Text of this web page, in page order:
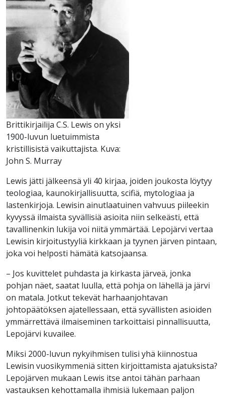
Brittikirjailija C.S. Lewis on yksi
1900-luvun luetuimmista
kristillisistä vaikuttajista. Kuva:
John S. Murray
Lewis jätti jälkeensä yli 40 kirjaa, joiden joukosta löytyy
teologiaa, kaunokirjallisuutta, scifiä, mytologiaa ja
lastenkirjoja. Lewisin ainutlaatuinen vahvuus piileekin
kyvyssä ilmaista syvällisiä asioita niin selkeästi, että
tavallinenkin lukija voi niitä ymmärtää. Lepojärvi vertaa
Lewisin kirjoitustyyliä kirkkaan ja tyynen järven pintaan,
joka voi helposti hämätä katsojaansa.
– Jos kuvittelet puhdasta ja kirkasta järveä, jonka
pohjan näet, saatat luulla, että pohja on lähellä ja järvi
on matala. Jotkut tekevät harhaanjohtavan
johtopäätöksen ajatellessaan, että syvällisten asioiden
ymmärrettävä ilmaiseminen tarkoittaisi pinnallisuutta,
Lepojärvi kuvailee.
Miksi 2000-luvun nykyihmisen tulisi yhä kiinnostua
Lewisin vuosikymmeniä sitten kirjoittamista ajatuksista?
Lepojärven mukaan Lewis itse antoi tähän parhaan
vastauksen kehottamalla ihmisiä lukemaan paljon